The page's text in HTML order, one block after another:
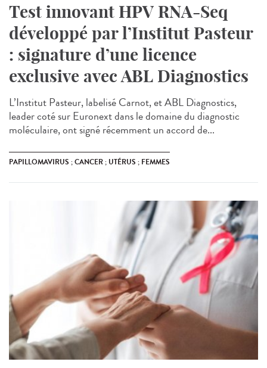
Test innovant HPV RNA-Seq
développé par l’Institut Pasteur
: signature d’une licence
exclusive avec ABL Diagnostics
L’Institut Pasteur, labelisé Carnot, et ABL Diagnostics,
leader coté sur Euronext dans le domaine du diagnostic
moléculaire, ont signé récemment un accord de...
PAPILLOMAVIRUS ; CANCER ; UTÉRUS ; FEMMES